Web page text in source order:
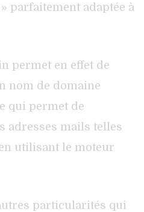
parfaitement adaptée à
permet en effet de
nom de domaine
qui permet de
adresses mails telles
utilisant le moteur
particularités qui